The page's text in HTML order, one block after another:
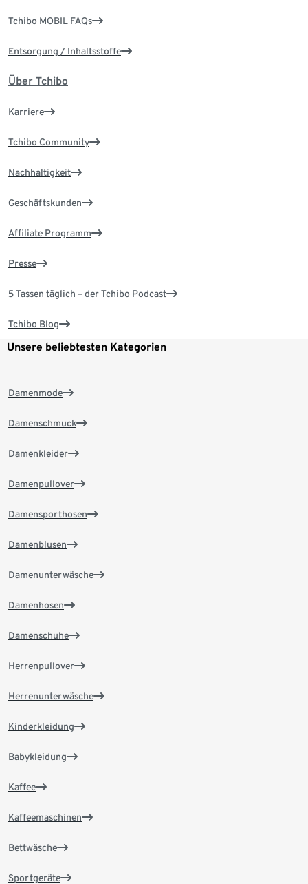
Tchibo MOBIL FAQs
Entsorgung / Inhaltsstoffe
Über Tchibo
Karriere
Tchibo Community
Nachhaltigkeit
Geschäftskunden
Affiliate Programm
Presse
5 Tassen täglich – der Tchibo Podcast
Tchibo Blog
Unsere beliebtesten Kategorien
Damenmode
Damenschmuck
Damenkleider
Damenpullover
Damensporthosen
Damenblusen
Damenunterwäsche
Damenhosen
Damenschuhe
Herrenpullover
Herrenunterwäsche
Kinderkleidung
Babykleidung
Kaffee
Kaffeemaschinen
Bettwäsche
Sportgeräte